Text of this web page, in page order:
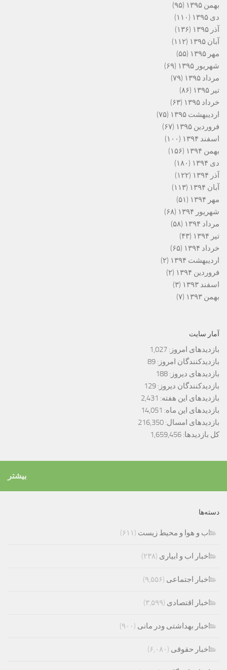
بهمن ۱۳۹۵
(۹۵)
دی ۱۳۹۵
(۱۱۰)
آذر ۱۳۹۵
(۱۳۶)
آبان ۱۳۹۵
(۱۱۲)
مهر ۱۳۹۵
(۵۵)
شهریور ۱۳۹۵
(۶۹)
مرداد ۱۳۹۵
(۷۹)
تیر ۱۳۹۵
(۸۶)
خرداد ۱۳۹۵
(۶۳)
اردیبهشت ۱۳۹۵
(۷۵)
فروردین ۱۳۹۵
(۶۷)
اسفند ۱۳۹۴
(۱۰۰)
بهمن ۱۳۹۴
(۱۵۶)
دی ۱۳۹۴
(۱۸۰)
آذر ۱۳۹۴
(۱۲۲)
آبان ۱۳۹۴
(۱۱۳)
مهر ۱۳۹۴
(۵۱)
شهریور ۱۳۹۴
(۶۸)
مرداد ۱۳۹۴
(۵۸)
تیر ۱۳۹۴
(۴۳)
خرداد ۱۳۹۴
(۶۵)
اردیبهشت ۱۳۹۴
(۲)
فروردین ۱۳۹۴
(۲)
اسفند ۱۳۹۳
(۳)
بهمن ۱۳۹۳
(۷)
آمار سایت
بازدیدهای امروز: 1,027
بازدیدکنندگان امروز: 89
بازدیدهای دیروز: 188
بازدیدکنندگان دیروز: 129
بازدیدهای این هفته: 2,431
بازدیدهای این ماه: 14,051
بازدیدهای امسال: 216,350
کل بازدیدها: 1,659,456
بیشتر
دسته‌ها
اب و هوا و محیط زیست (۶۱۱)
اخبار اب و ابیاری (۲۳۸)
اخبار اجتماعی (۹,۵۵۶)
اخبار اقتصادی (۳,۵۹۹)
اخبار بهداشتی ودر مانی (۹۰۰)
اخبار حقوقی (۶,۰۸۰)